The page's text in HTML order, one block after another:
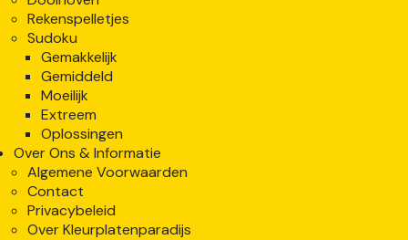
Rekenspelletjes
Sudoku
Gemakkelijk
Gemiddeld
Moeilijk
Extreem
Oplossingen
Over Ons & Informatie
Algemene Voorwaarden
Contact
Privacybeleid
Over Kleurplatenparadijs